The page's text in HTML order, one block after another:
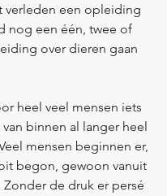
verleden een opleiding
nog een één, twee of
over dieren gaan
heel veel mensen iets
binnen al langer heel
mensen beginnen er,
begon, gewoon vanuit
Zonder de druk er persé